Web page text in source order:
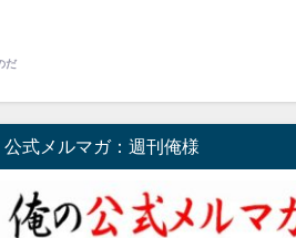
だ
公式メルマガ：週刊俺様